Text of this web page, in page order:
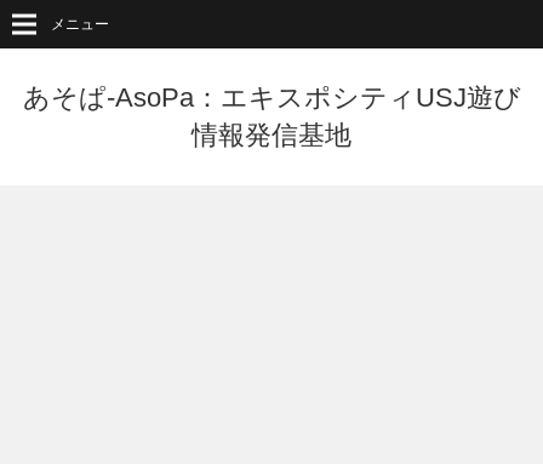
あそぱ-AsoPa：エキスポシティUSJ遊び
情報発信基地
メニュー